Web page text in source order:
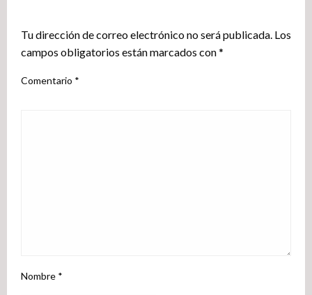
Tu dirección de correo electrónico no será publicada. Los
campos obligatorios están marcados con*
Comentario *
Nombre *